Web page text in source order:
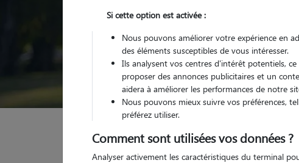
Garde animaux France Normandie Manche
Si cette option est activée :
Nous pouvons améliorer votre expérience en
des éléments susceptibles de vous intéresser.
Ils analysent vos centres d'intérêt potentiels,
proposer des annonces publicitaires et un
aidera à améliorer les performances de notre
Nous pouvons mieux suivre vos préférences,
préférez utiliser.
Comment sont utilisées vos données ?
Analyser activement les caractéristiques du terminal